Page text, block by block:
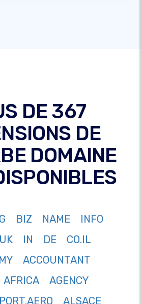
DE 367
DE
DOMAINE
BIZ NAME
INFO
IN DE
CO.IL
ACCOUNTANT
AFRICA
AGENCY
ALSACE